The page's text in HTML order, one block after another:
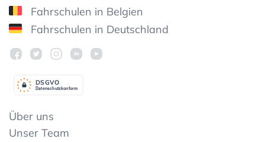
Fahrschulen in Belgien
Fahrschulen in Deutschland
Datenschutzkonform
DSGVO
Über uns
Unser Team